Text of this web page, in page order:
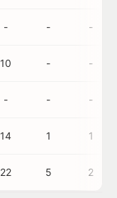
- - -
10 - -
- - -
14 1 1
22 5 2